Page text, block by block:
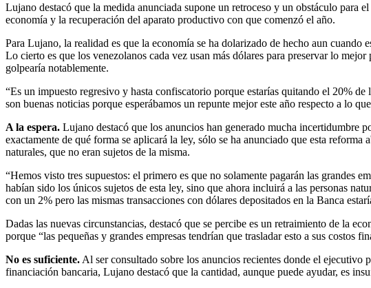
Lujano destacó que la medida anunciada supone un retroceso y un obstáculo para
economía y la recuperación del aparato productivo con que comenzó el año.
Para Lujano, la realidad es que la economía se ha dolarizado de hecho aun cuando
Lo cierto es que los venezolanos cada vez usan más dólares para preservar lo
golpearía notablemente.
“Es un impuesto regresivo y hasta confiscatorio porque estarías quitando el 20%
son buenas noticias porque esperábamos un repunte mejor este año respecto a lo
A la espera. Lujano destacó que los anuncios han generado mucha incertidumbre
exactamente de qué forma se aplicará la ley, sólo se ha anunciado que esta reforma
naturales, que no eran sujetos de la misma.
“Hemos visto tres supuestos: el primero es que no solamente pagarán las grandes
habían sido los únicos sujetos de esta ley, sino que ahora incluirá a las personas
con un 2% pero las mismas transacciones con dólares depositados en la Banca
Dadas las nuevas circunstancias, destacó que se percibe es un retraimiento de la
porque “las pequeñas y grandes empresas tendrían que trasladar esto a sus costos
No es suficiente. Al ser consultado sobre los anuncios recientes donde el ejecutivo
financiación bancaria, Lujano destacó que la cantidad, aunque puede ayudar, es